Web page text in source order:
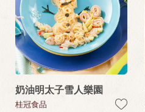
奶油明太子雪人樂園
桂冠食品